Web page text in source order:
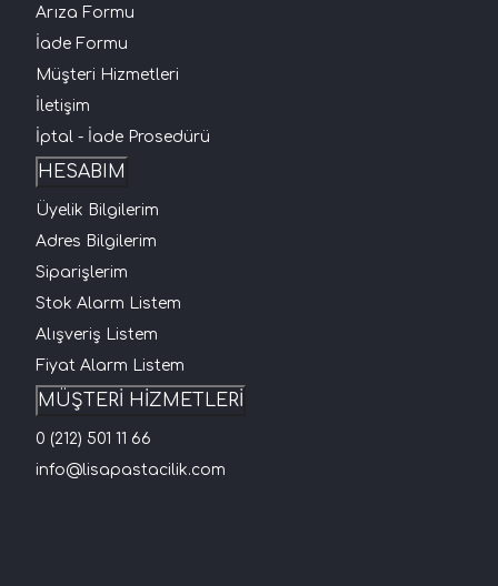
Arıza Formu
İade Formu
Müşteri Hizmetleri
İletişim
İptal - İade Prosedürü
HESABIM
Üyelik Bilgilerim
Adres Bilgilerim
Siparişlerim
Stok Alarm Listem
Alışveriş Listem
Fiyat Alarm Listem
MÜŞTERİ HİZMETLERİ
0 (212) 501 11 66
info@lisapastacilik.com